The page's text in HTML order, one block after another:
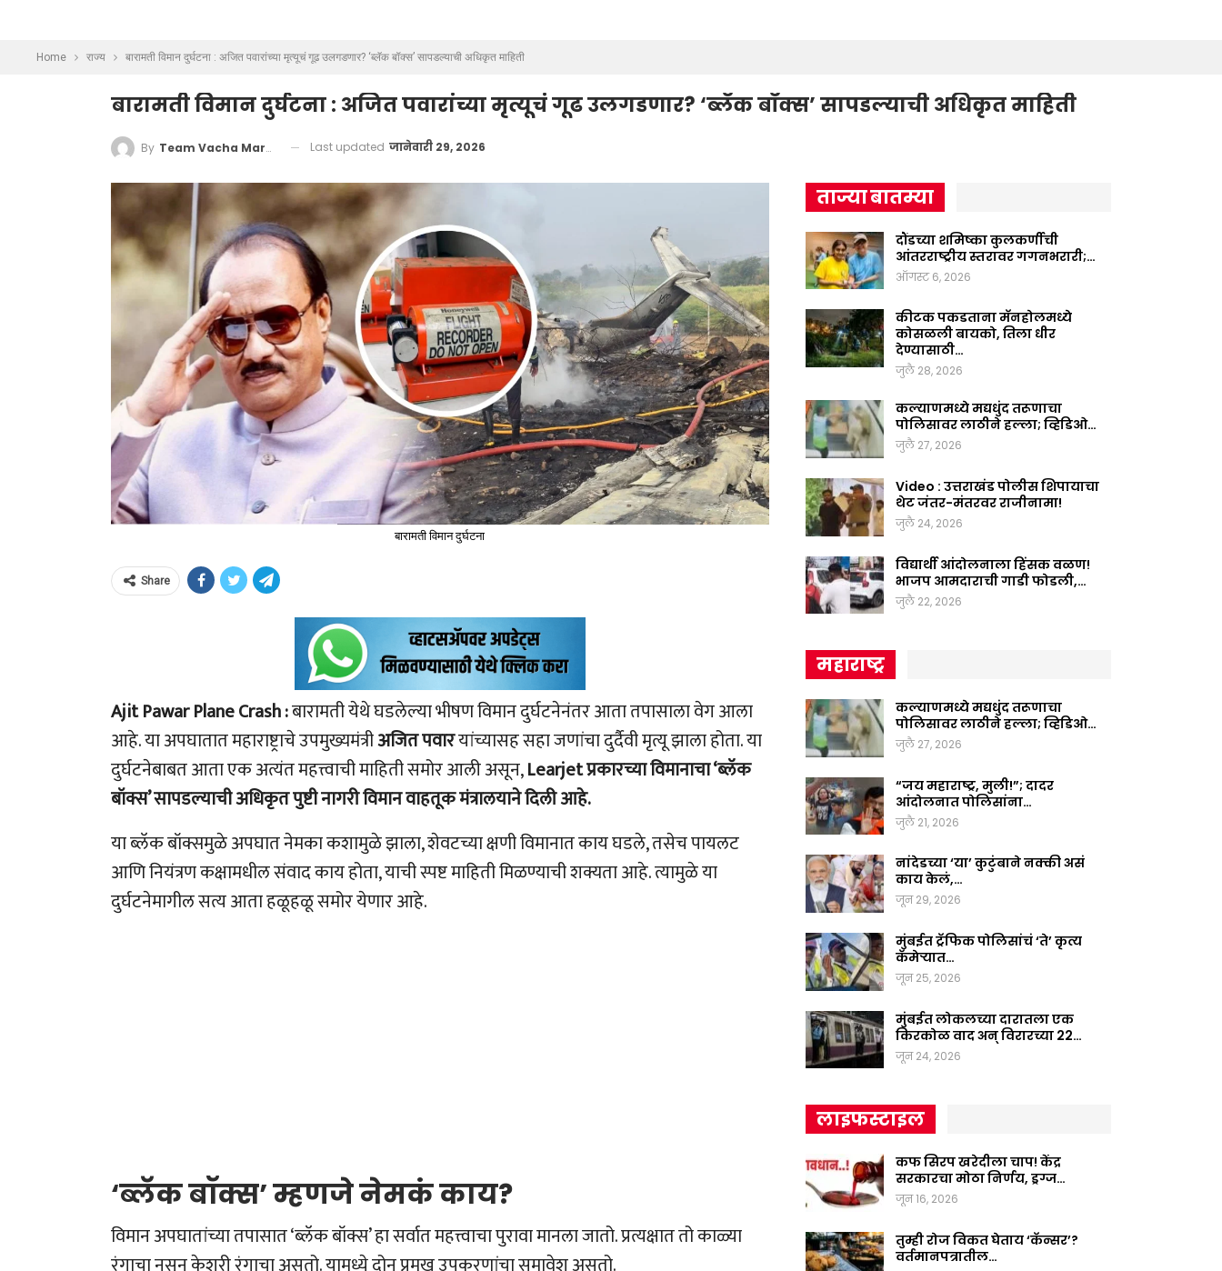
Home राज्य बारामती विमान दुर्घटना : अजित पवारांच्या मृत्यूचं गूढ उलगडणार? ‘ब्लॅक बॉक्स’ सापडल्याची अधिकृत माहिती
बारामती विमान दुर्घटना : अजित पवारांच्या मृत्यूचं गूढ उलगडणार? ‘ब्लॅक बॉक्स’ सापडल्याची अधिकृत माहिती
By Team Vacha Marathi Last updated जानेवारी 29, 2026
बारामती विमान दुर्घटना
Share
Ajit Pawar Plane Crash :बारामती येथे घडलेल्या भीषण विमान दुर्घटनेनंतर आता तपासाला वेग आला
आहे. या अपघातात महाराष्ट्राचे उपमुख्यमंत्रीअजित पवारयांच्यासह सहा जणांचा दुर्दैवी मृत्यू झाला होता. या
दुर्घटनेबाबत आता एक अत्यंत महत्त्वाची माहिती समोर आली असून,Learjet प्रकारच्या विमानाचा ‘ब्लॅक
बॉक्स’ सापडल्याची अधिकृत पुष्टी नागरी विमान वाहतूक मंत्रालयाने दिली आहे.
या ब्लॅक बॉक्समुळे अपघात नेमका कशामुळे झाला, शेवटच्या क्षणी विमानात काय घडले, तसेच पायलट
आणि नियंत्रण कक्षामधील संवाद काय होता, याची स्पष्ट माहिती मिळण्याची शक्यता आहे. त्यामुळे या
दुर्घटनेमागील सत्य आता हळूहळू समोर येणार आहे.
‘ब्लॅक बॉक्स’ म्हणजे नेमकं काय?
विमान अपघातांच्या तपासात ‘ब्लॅक बॉक्स’ हा सर्वात महत्त्वाचा पुरावा मानला जातो. प्रत्यक्षात तो काळ्या
ताज्या बातम्या
दौंडच्या शमिष्का कुलकर्णीची
आंतरराष्ट्रीय स्तरावर गगनभरारी;…
ऑगस्ट 6, 2026
कीटक पकडताना मॅनहोलमध्ये
कोसळली बायको, तिला धीर
देण्यासाठी…
जुलै 28, 2026
कल्याणमध्ये मद्यधुंद तरूणाचा
पोलिसावर लाठीने हल्ला; व्हिडिओ…
जुलै 27, 2026
Video : उत्तराखंड पोलीस शिपायाचा
थेट जंतर-मंतरवर राजीनामा!
जुलै 24, 2026
विद्यार्थी आंदोलनाला हिंसक वळण!
भाजप आमदाराची गाडी फोडली,…
जुलै 22, 2026
महाराष्ट्र
कल्याणमध्ये मद्यधुंद तरूणाचा
पोलिसावर लाठीने हल्ला; व्हिडिओ…
जुलै 27, 2026
“जय महाराष्ट्र, मुली!”; दादर
आंदोलनात पोलिसांना…
जुलै 21, 2026
नांदेडच्या ‘या’ कुटुंबाने नक्की असं
काय केलं,…
जून 29, 2026
मुंबईत ट्रॅफिक पोलिसांचं ‘ते’ कृत्य
कॅमेऱ्यात…
जून 25, 2026
मुंबईत लोकलच्या दारातला एक
किरकोळ वाद अन् विरारच्या 22…
जून 24, 2026
लाइफस्टाइल
कफ सिरप खरेदीला चाप! केंद्र
सरकारचा मोठा निर्णय, ड्रग्ज…
जून 16, 2026
तुम्ही रोज विकत घेताय ‘कॅन्सर’?
वर्तमानपत्रातील…